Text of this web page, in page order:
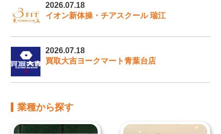
2026.07.18
イオン新体操・チアスクール 瑞江
2026.07.18
買取大吉ヨークマート青葉台店
業種から探す